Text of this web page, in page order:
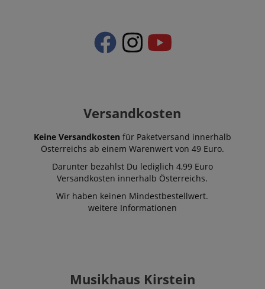
Versandkosten
Keine Versandkosten für Paketversand innerhalb
Österreichs ab einem Warenwert von 49 Euro.
Darunter bezahlst Du lediglich 4,99 Euro
Versandkosten innerhalb Österreichs.
Wir haben keinen Mindestbestellwert.
weitere Informationen
Musikhaus Kirstein